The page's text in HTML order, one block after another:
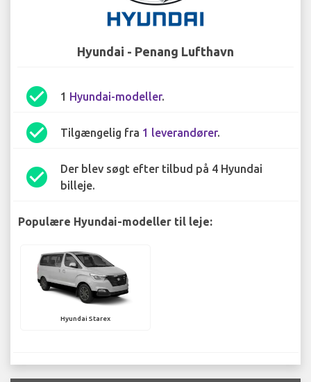
Hyundai - Penang Lufthavn
check_circle 1 Hyundai-modeller.
check_circle Tilgængelig fra 1 leverandører.
check_circle
Der blev søgt efter tilbud på 4 Hyundai
billeje.
Populære Hyundai-modeller til leje:
Hyundai Starex